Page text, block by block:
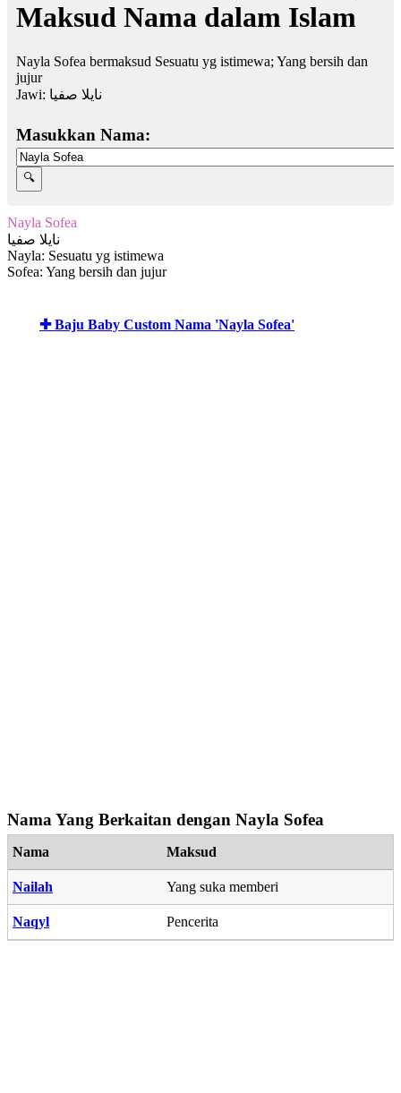
Maksud Nama dalam Islam
Nayla Sofea bermaksud Sesuatu yg istimewa; Yang bersih dan
jujur
Jawi: نايلا صفيا
Masukkan Nama:
Nayla Sofea
نايلا صفيا
Nayla: Sesuatu yg istimewa
Sofea: Yang bersih dan jujur
✚ Baju Baby Custom Nama 'Nayla Sofea'
Nama Yang Berkaitan dengan Nayla Sofea
Nama Maksud
Nailah Yang suka memberi
Naqyl Pencerita